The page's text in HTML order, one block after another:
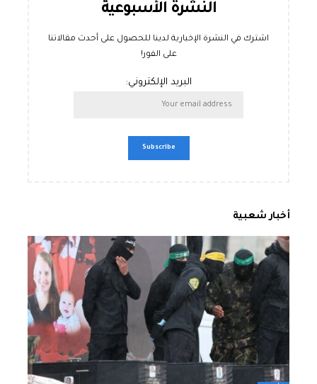
النشرة الأسبوعية
اشترك في النشرة الإخبارية لدينا للحصول على أحدث مقالاتنا
على الفور!
البريد الإلكتروني:
أخبار شعبية